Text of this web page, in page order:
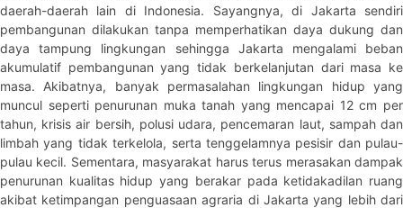
daerah-daerah lain di Indonesia. Sayangnya, di Jakarta sendiri
pembangunan dilakukan tanpa memperhatikan daya dukung dan
daya tampung lingkungan sehingga Jakarta mengalami beban
akumulatif pembangunan yang tidak berkelanjutan dari masa ke
masa. Akibatnya, banyak permasalahan lingkungan hidup yang
muncul seperti penurunan muka tanah yang mencapai 12 cm per
tahun, krisis air bersih, polusi udara, pencemaran laut, sampah dan
limbah yang tidak terkelola, serta tenggelamnya pesisir dan pulau-
pulau kecil. Sementara, masyarakat harus terus merasakan dampak
penurunan kualitas hidup yang berakar pada ketidakadilan ruang
akibat ketimpangan penguasaan agraria di Jakarta yang lebih dari